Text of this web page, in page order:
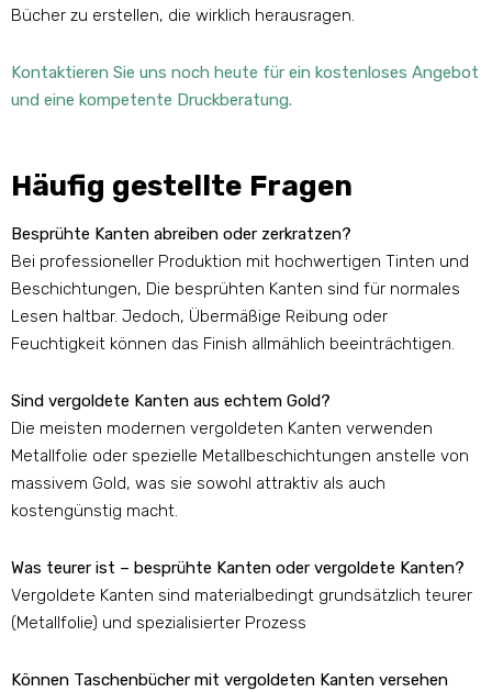
Bücher zu erstellen, die wirklich herausragen.
Kontaktieren Sie uns noch heute für ein kostenloses Angebot
und eine kompetente Druckberatung.
Häufig gestellte Fragen
Besprühte Kanten abreiben oder zerkratzen?
Bei professioneller Produktion mit hochwertigen Tinten und
Beschichtungen, Die besprühten Kanten sind für normales
Lesen haltbar. Jedoch, Übermäßige Reibung oder
Feuchtigkeit können das Finish allmählich beeinträchtigen.
Sind vergoldete Kanten aus echtem Gold?
Die meisten modernen vergoldeten Kanten verwenden
Metallfolie oder spezielle Metallbeschichtungen anstelle von
massivem Gold, was sie sowohl attraktiv als auch
kostengünstig macht.
Was teurer ist – besprühte Kanten oder vergoldete Kanten?
Vergoldete Kanten sind materialbedingt grundsätzlich teurer
(Metallfolie) und spezialisierter Prozess
Können Taschenbücher mit vergoldeten Kanten versehen